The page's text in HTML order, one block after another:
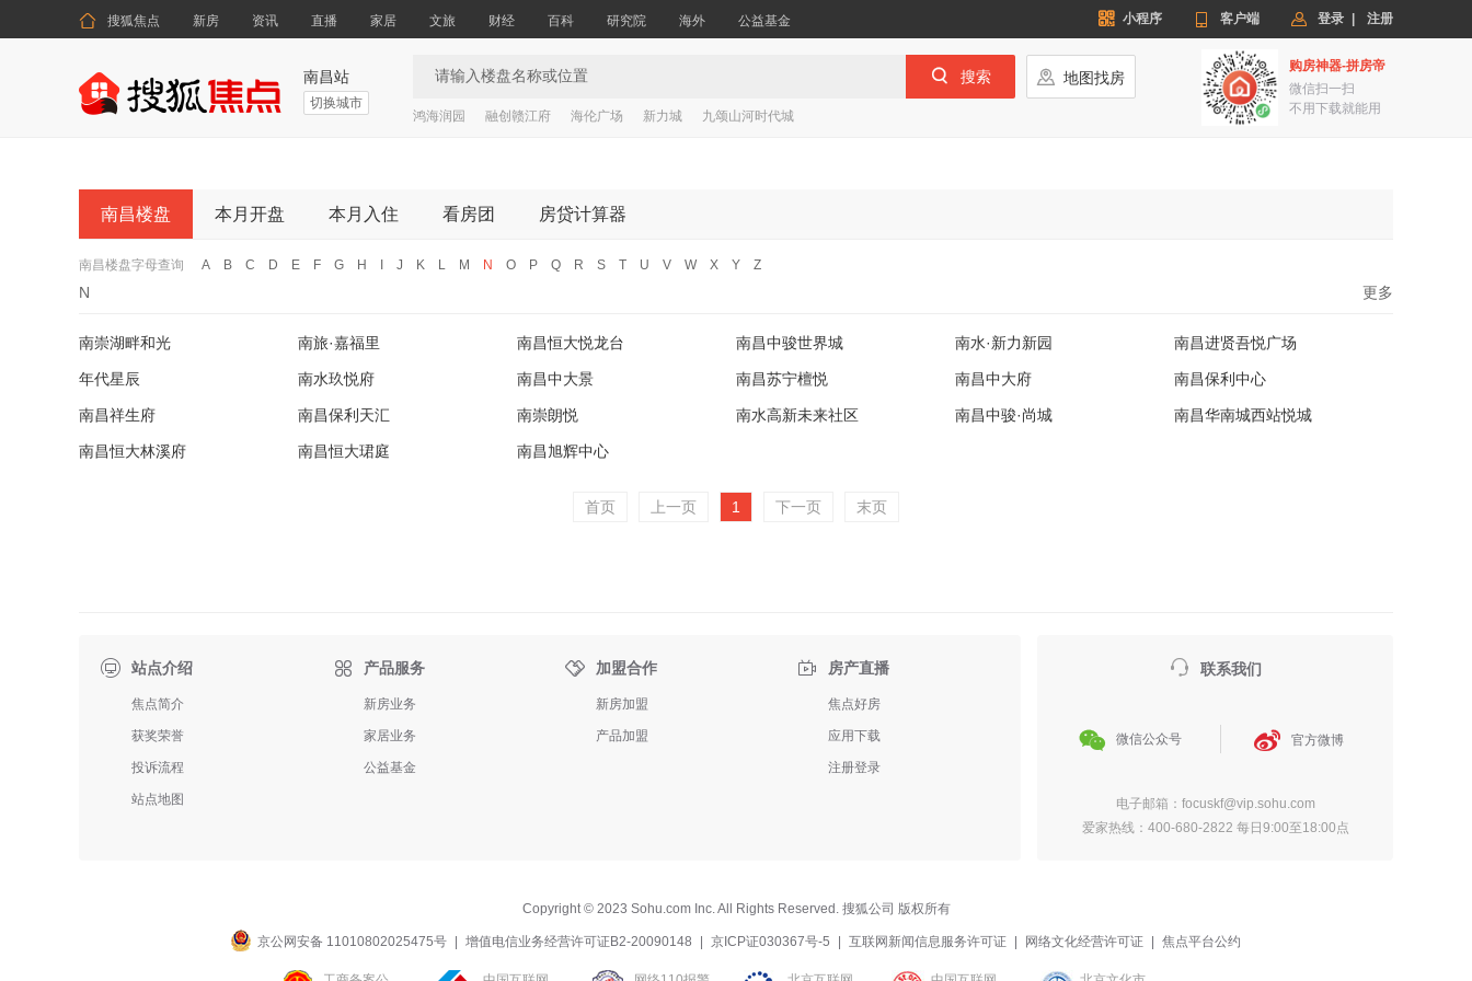
 搜狐焦点 新房 资讯 直播 家居 文旅 财经 百科 研究院 海外 公益基金  小程序  客户端  登录 注册
南昌站
切换城市
 搜索  地图找房
鸿海润园 融创赣江府 海伦广场 新力城 九颂山河时代城
购房神器-拼房帝
微信扫一扫
不用下载就能用
南昌楼盘 本月开盘 本月入住 看房团 房贷计算器
南昌楼盘字母查询 A B C D E F G H J K L M N O P Q R S T U V W X Y Z
N 更多
南崇湖畔和光 南旅·嘉福里 南昌恒大悦龙台 南昌中骏世界城 南水·新力新园 南昌进贤吾悦广场
年代星辰 南水玖悦府 南昌中大景 南昌苏宁檀悦 南昌中大府 南昌保利中心
南昌祥生府 南昌保利天汇 南崇朗悦 南水高新未来社区 南昌中骏·尚城 南昌华南城西站悦城
南昌恒大林溪府 南昌恒大珺庭 南昌旭辉中心
首页 上一页 1 下一页 末页
站点介绍
焦点简介
获奖荣誉
投诉流程
站点地图
 产品服务
新房业务
家居业务
公益基金
 加盟合作
新房加盟
产品加盟
 房产直播
焦点好房
应用下载
注册登录
 联系我们
 微信公众号  官方微博
电子邮箱：focuskf@vip.sohu.com
爱家热线：400-680-2822 每日9:00至18:00点
Copyright©2023 Sohu.com Inc. All Rights Reserved. 搜狐公司 版权所有
京公网安备 11010802025475号 增值电信业务经营许可证B2-20090148 京ICP证030367号-5 互联网新闻信息服务许可证 网络文化经营许可证 焦点平台公约